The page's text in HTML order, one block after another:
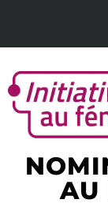
AU